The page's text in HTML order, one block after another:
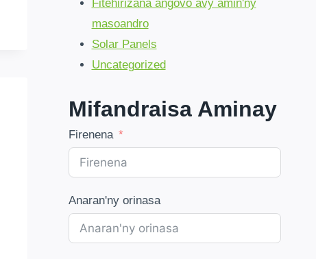
Fitehirizana angovo avy amin'ny
masoandro
Solar Panels
Uncategorized
Mifandraisa Aminay
Firenena
Anaran'ny orinasa